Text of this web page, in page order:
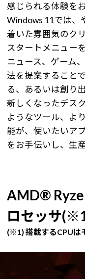
感じられる体験を
Windows 11では、
着いた雰囲気のク
スタートメニュー
ニュース、ゲーム
法を提案すること
る、あるいは創り
新しくなったデス
ようなツール、よ
能が、使いたいア
をお手伝いし、生
AMD®
ロセッサ
(※1) 搭載するCPUは